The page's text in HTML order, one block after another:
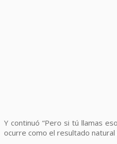
Y continuó “Pero si tú llamas
ocurre como el resultado